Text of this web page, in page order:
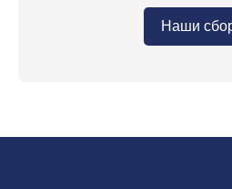
Наши